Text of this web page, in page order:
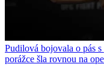
Pudilová bojovala o pás
porážce šla rovnou na